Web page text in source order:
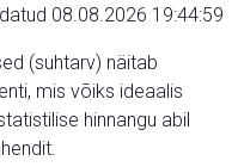
08.08.2026 19:44:59
(suhtarv) näitab
mis võiks ideaalis
hinnangu abil